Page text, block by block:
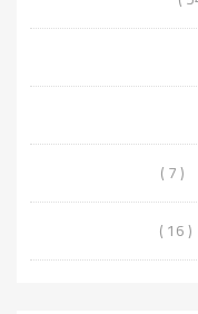
( 7 )
( 16 )